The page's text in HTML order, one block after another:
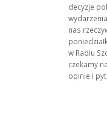
decyzje
nas
w Radiu
czekamy
opinie i